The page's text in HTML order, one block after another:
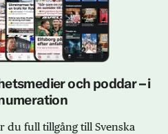
och poddar – i
du full tillgång till Svenska